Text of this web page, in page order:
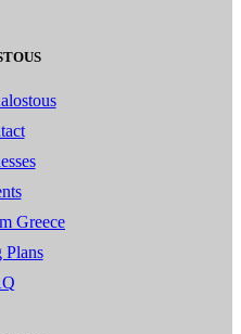
Greece
Plans